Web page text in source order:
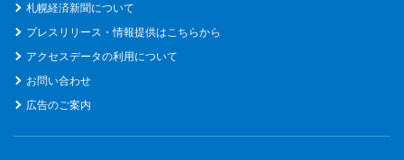
札幌経済新聞について
プレスリリース・情報提供はこちらから
アクセスデータの利用について
お問い合わせ
広告のご案内